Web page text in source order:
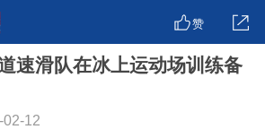
赞
速滑队在冰上运动场训练备
02-12